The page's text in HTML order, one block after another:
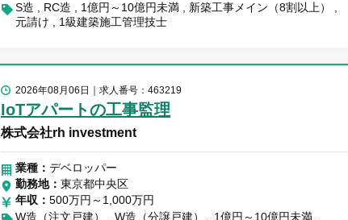
S造
RC造 1億円～10億円未満
新築工事メイン（8割以上）
元請け
1級建築施工管理技士
2026年08月06日 求人番号：463219
IoTアパートの工事監理
株式会社rh investment
業種： デベロッパー
勤務地
東京都中央区
年収
500万円～1,000万円
W造（注文戸建）
W造（分譲戸建）
1億円～10億円未満